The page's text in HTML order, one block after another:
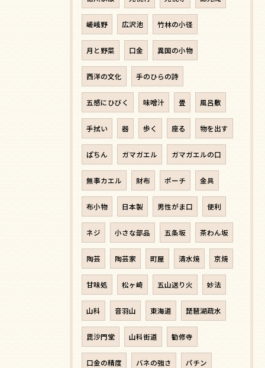
嵯峨野 広沢池 竹林の小径
月と野菜 口金 異国の小物
西洋の文化 手のひらの詩
五感にひびく 味噌汁 畳 風呂敷
手拭い 器 歩く 座る 物を出す
ぱちん ガマガエル ガマガエルの口
無事カエル 財布 ポーチ 金具
布小物 日本製 男性がま口 便利
ネジ 小さな部品 五条坂 茶わん坂
陶芸 陶芸家 町屋 清水焼 京焼
甘味処 松ヶ崎 五山送り火 妙法
山科 音羽山 東海道 琵琶湖疏水
毘沙門堂 山科街道 勧修寺
口金の精度 バネの強さ パチン